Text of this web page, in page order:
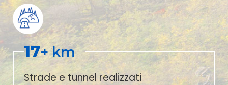
17+ km
Strade e tunnel realizzati